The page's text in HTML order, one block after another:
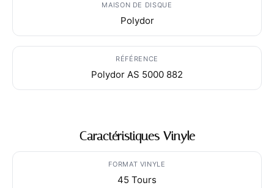
MAISON DE DISQUE
Polydor
RÉFÉRENCE
Polydor AS 5000 882
Caractéristiques Vinyle
FORMAT VINYLE
45 Tours